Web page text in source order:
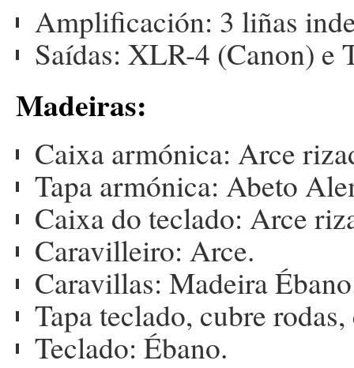
Amplificación: 3 liñas
Saídas: XLR-4 (Canon) e
Madeiras:
Caixa armónica: Arce
Tapa armónica: Abeto
Caixa do teclado: Arce
Caravilleiro: Arce.
Caravillas: Madeira
Tapa teclado, cubre
Teclado: Ébano.